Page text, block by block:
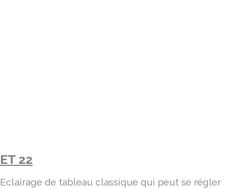
ET 22
Eclairage de tableau classique qui peut se régler